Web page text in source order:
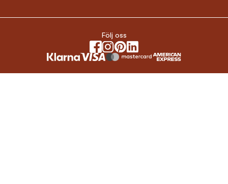
Följ oss